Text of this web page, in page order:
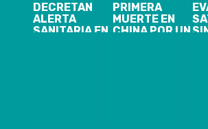
DECRETAN
ALERTA
SANITARIA EN
PRIMERA
MUERTE EN
CHINA POR UN